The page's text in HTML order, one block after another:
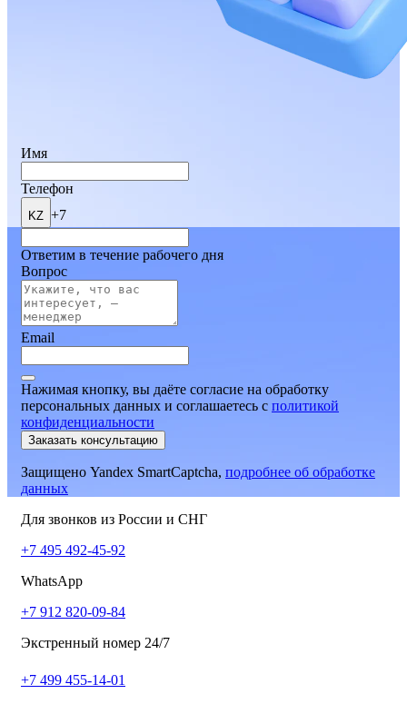
Имя
Телефон
KZ +7
Ответим в течение рабочего дня
Вопрос
Email
Нажимая кнопку, вы даёте согласие на обработку
персональных данных и соглашаетесь c политикой
конфиденциальности
Заказать консультацию
Защищено Yandex SmartCaptcha, подробнее об обработке
данных
Для звонков из России и СНГ
+7 495 492-45-92
WhatsApp
+7 912 820-09-84
Экстренный номер 24/7
+7 499 455-14-01